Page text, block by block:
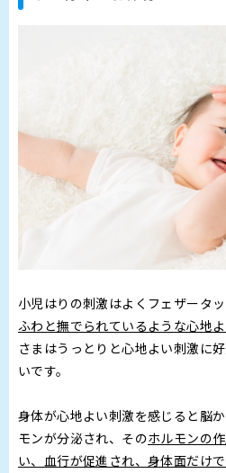
小児はりの刺激はよくフェザータ
ふわと撫でられているような心地
さまはうっとりと心地よい刺激に
いです。
身体が心地よい刺激を感じると脳
モンが分泌され、そのホルモンの
い、血行が促進され、身体面だけ